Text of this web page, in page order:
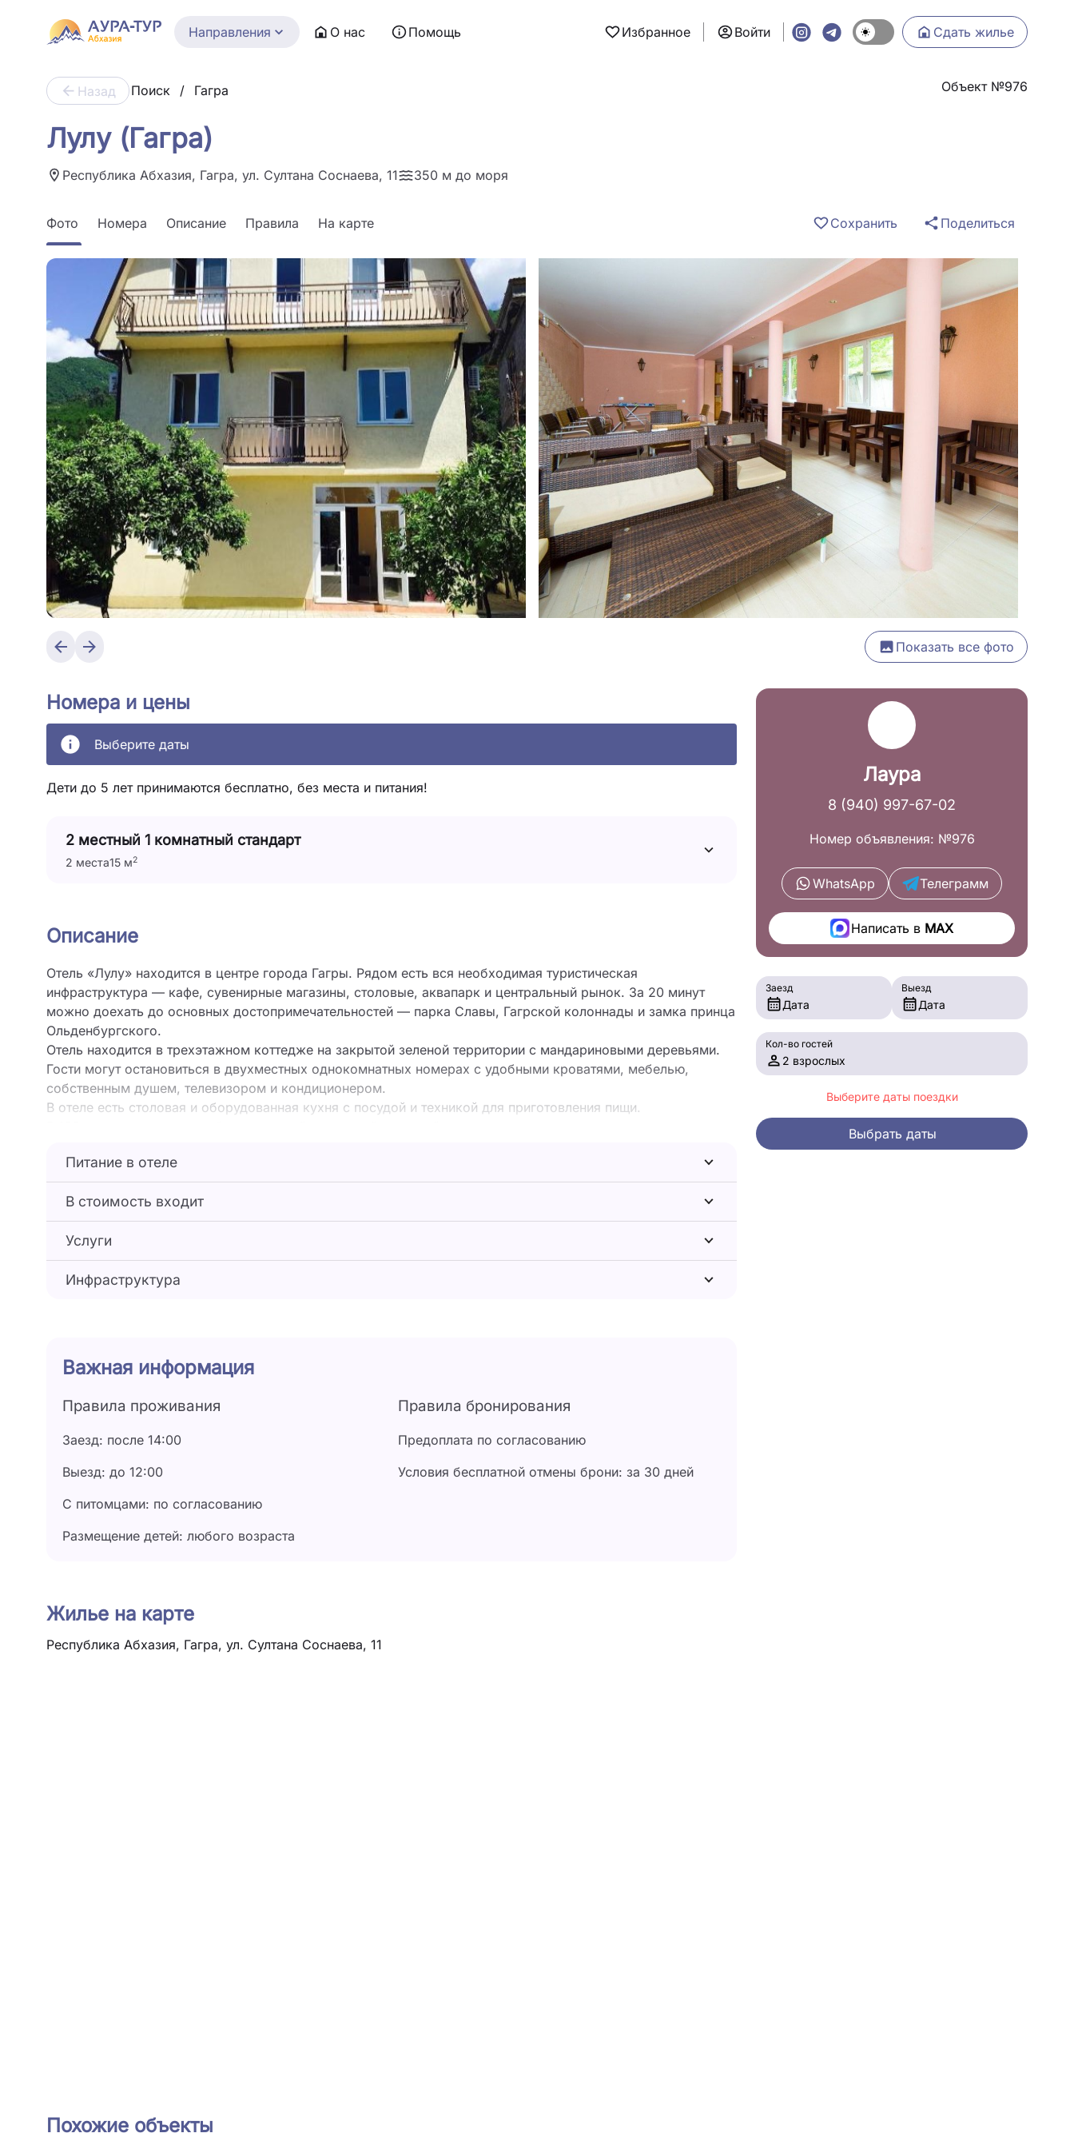
Направления О нас Помощь Избранное Войти Сдать жилье
Назад Поиск / Гагра Объект №976
Лулу (Гагра)
Республика Абхазия, Гагра, ул. Султана Соснаева, 11 350 м до моря
Фото Номера Описание Правила На карте Сохранить Поделиться
Показать все фото
Номера и цены
Выберите даты
Дети до 5 лет принимаются бесплатно, без места и питания!
2 местный 1 комнатный стандарт
2 места15 м2
Описание
Отель «Лулу» находится в центре города Гагры. Рядом есть вся необходимая туристическая
инфраструктура –– кафе, сувенирные магазины, столовые, аквапарк и центральный рынок. За 20 минут
можно доехать до основных достопримечательностей –– парка Славы, Гагрской колоннады и замка принца
Ольденбургского.
Отель находится в трехэтажном коттедже на закрытой зеленой территории с мандариновыми деревьями.
Гости могут остановиться в двухместных однокомнатных номерах с удобными кроватями, мебелью,
собственным душем, телевизором и кондиционером.
В отеле есть столовая и оборудованная кухня с посудой и техникой для приготовления пищи.
Питание в отеле
В стоимость входит
Услуги
Инфраструктура
Важная информация
Правила проживания
Заезд: после 14:00
Выезд: до 12:00
С питомцами: по согласованию
Размещение детей: любого возраста
Правила бронирования
Предоплата по согласованию
Условия бесплатной отмены брони: за 30 дней
Жилье на карте
Республика Абхазия, Гагра, ул. Султана Соснаева, 11
Лаура
8 (940) 997-67-02
Номер объявления: №976
WhatsApp Телеграмм
Написать вMAX
Заезд
Дата
Выезд
Дата
Кол-во гостей
2 взрослых
Выберите даты поездки
Выбрать даты
Похожие объекты